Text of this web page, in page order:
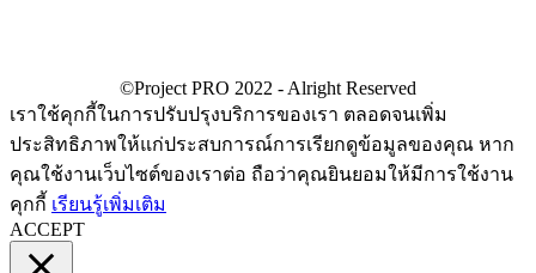
เราใช้คุกกี้ในการปรับปรุงบริการของเรา ตลอดจนเพิ่ม
ประสิทธิภาพให้แก่ประสบการณ์การเรียกดูข้อมูลของคุณ หาก
คุณใช้งานเว็บไซต์ของเราต่อ ถือว่าคุณยินยอมให้มีการใช้งาน
คุกกี้ เรียนรู้เพิ่มเติม
ACCEPT